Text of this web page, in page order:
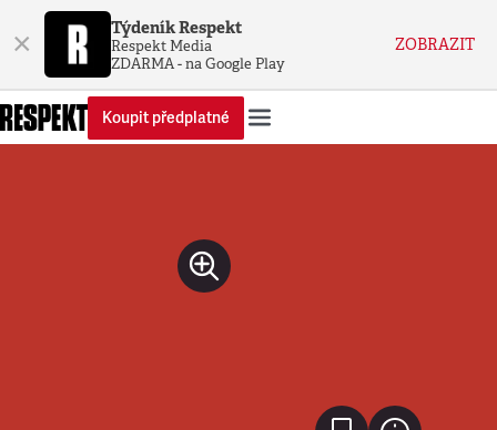
× Týdeník Respekt
Respekt Media
ZDARMA - na Google Play
ZOBRAZIT
Koupit předplatné